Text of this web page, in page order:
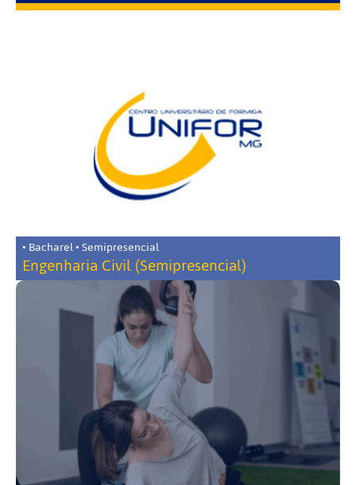
• Bacharel • Semipresencial
Engenharia Civil (Semipresencial)